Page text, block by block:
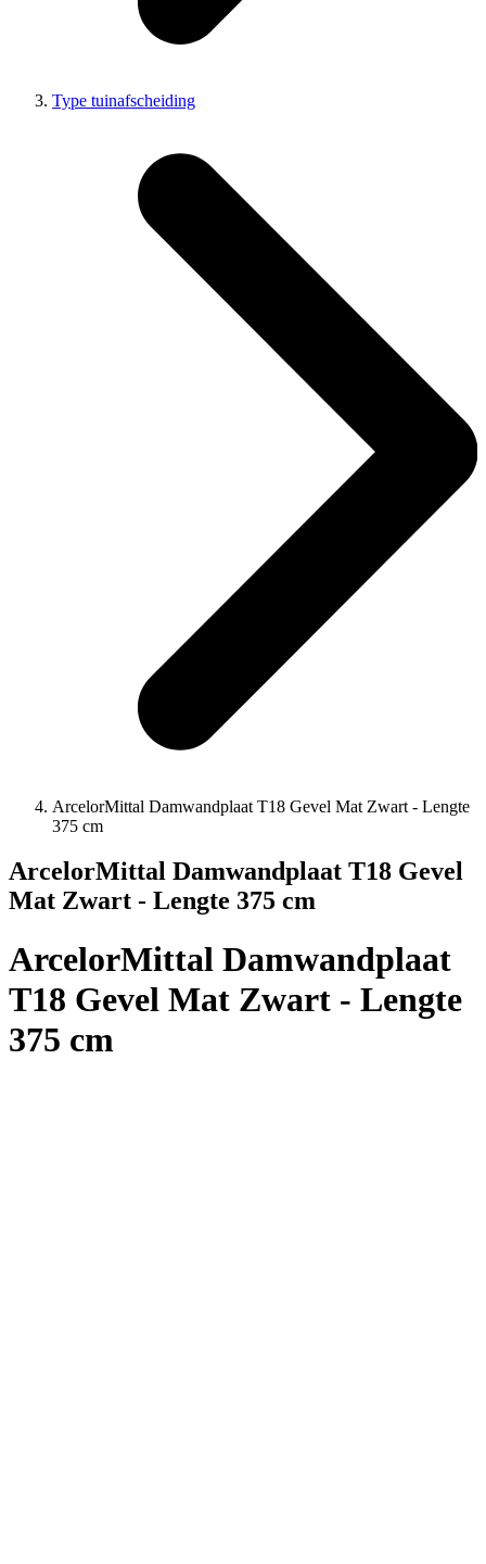
Type tuinafscheiding
ArcelorMittal Damwandplaat T18 Gevel Mat Zwart - Lengte
375 cm
ArcelorMittal Damwandplaat T18 Gevel
Mat Zwart - Lengte 375 cm
ArcelorMittal Damwandplaat
T18 Gevel Mat Zwart - Lengte
375 cm